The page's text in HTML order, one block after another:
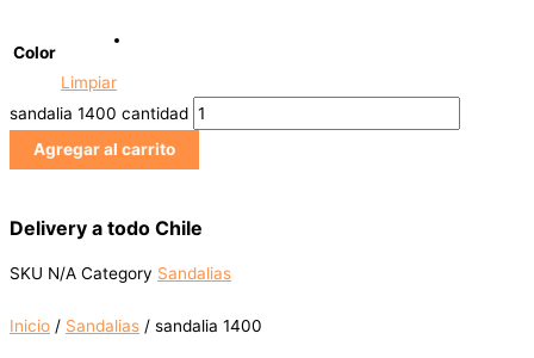
Color
Limpiar
sandalia 1400 cantidad
Agregar al carrito
Delivery a todo Chile
SKU N/A Category Sandalias
Inicio / Sandalias / sandalia 1400